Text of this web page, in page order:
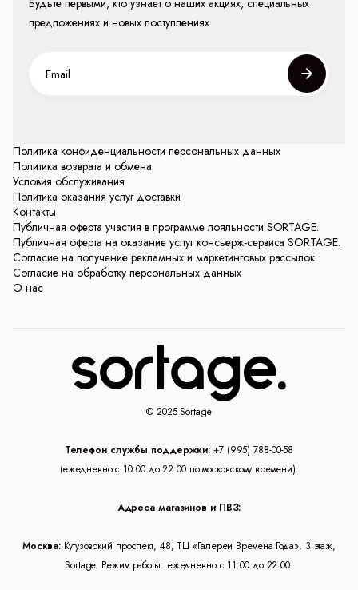
Политика конфиденциальности персональных данных
Политика возврата и обмена
Условия обслуживания
Политика оказания услуг доставки
Контакты
Публичная оферта участия в программе лояльности SORTAGE.
Публичная оферта на оказание услуг консьерж-сервиса SORTAGE.
Согласие на получение рекламных и маркетинговых рассылок
Согласие на обработку персональных данных
О нас
Будьте первыми, кто узнает о наших акциях, специальных
предложениях и новых поступлениях
© 2025 Sortage
Телефон службы поддержки: +7 (995) 788-00-58
(ежедневно с 10:00 до 22:00 по московскому времени).
Адреса магазинов и ПВЗ:
Москва: Кутузовский проспект, 48, ТЦ «Галереи Времена Года», 3 этаж,
Sortage. Режим работы: ежедневно с 11:00 до 22:00.